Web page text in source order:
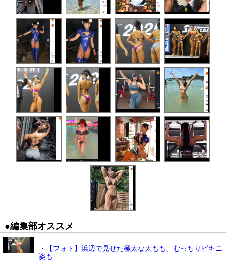
●編集部オススメ
・【フォト】浜辺で見せた極太な太もも、むっちりビキニ
姿も